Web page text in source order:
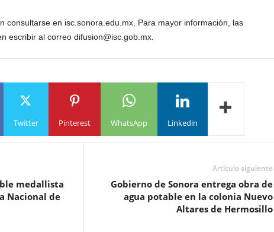
consultarse en isc.sonora.edu.mx. Para mayor información, las
escribir al correo difusion@isc.gob.mx.
Twitter Pinterest WhatsApp Linkedin
medallista
Nacional de
Artículo siguiente
Gobierno de Sonora entrega obra de
agua potable en la colonia Nuevo
Altares de Hermosillo